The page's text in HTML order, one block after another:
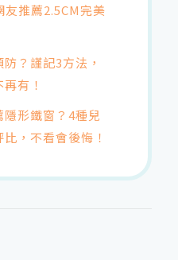
推薦2.5CM完美
？謹記3方法，
有！
隱形鐵窗？4種兒
，不看會後悔！